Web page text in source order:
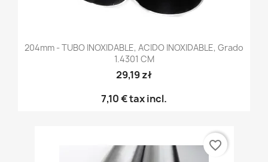
204mm - TUBO INOXIDABLE, ACIDO INOXIDABLE, Grado
1.4301 CM
29,19 zł
7,10 €tax incl.
favorite_border